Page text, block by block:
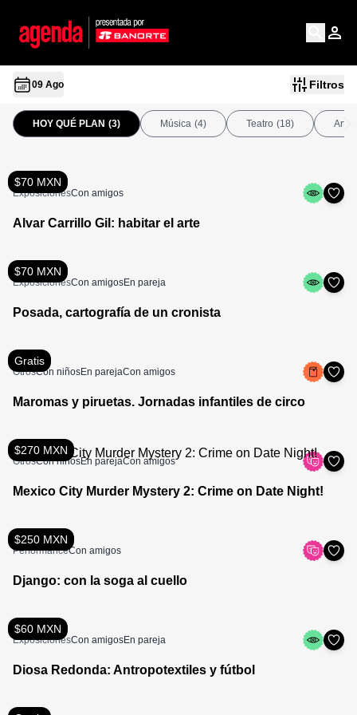
09 Ago Filtros
HOY QUÉ PLAN (3) Música (4) Teatro (18) Arte
$70 MXN
ExposicionesCon amigos
Alvar Carrillo Gil: habitar el arte
$70 MXN
ExposicionesCon amigosEn pareja
Posada, cartografía de un cronista
Gratis
OtrosCon niñosEn parejaCon amigos
Maromas y piruetas. Jornadas infantiles de circo
$270 MXN
OtrosCon niñosEn parejaCon amigos
Mexico City Murder Mystery 2: Crime on Date Night!
$250 MXN
PerformanceCon amigos
Django: con la soga al cuello
$60 MXN
ExposicionesCon amigosEn pareja
Diosa Redonda: Antropotextiles y fútbol